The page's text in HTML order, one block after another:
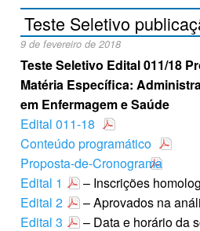
Teste Seletivo
9 de fevereiro de 2018
Teste Seletivo Edital011/18
Matéria Específica:
em Enfermagem e Saúde
Edital 011-18
Conteúdo programático
Proposta-de-Cronograma
Edital 1
– Inscrições
Edital 2
– Aprovados na
Edital 3
– Data e horário da